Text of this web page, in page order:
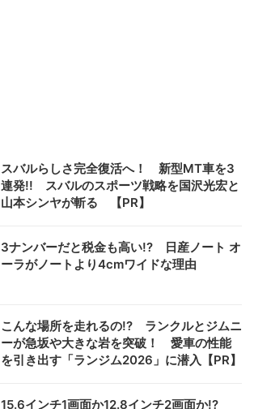
スバルらしさ完全復活へ！ 新型MT車を3
連発!! スバルのスポーツ戦略を国沢光宏と
山本シンヤが斬る 【PR】
3ナンバーだと税金も高い!? 日産ノート オ
ーラがノートより4cmワイドな理由
こんな場所を走れるの!? ランクルとジムニ
ーが急坂や大きな岩を突破！ 愛車の性能
を引き出す「ランジム2026」に潜入【PR】
15.6インチ1画面か12.8インチ2画面か!?